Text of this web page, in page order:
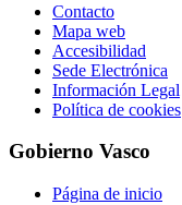
Contacto
Mapa web
Accesibilidad
Sede Electrónica
Información Legal
Política de cookies
Gobierno Vasco
Página de inicio